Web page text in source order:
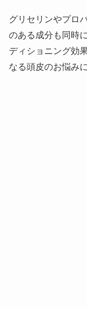
グリセリンやプロ
のある成分も同時
ディショニング効
なる頭皮のお悩み